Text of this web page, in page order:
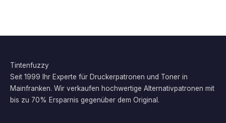
Tintenfuzzy
Seit 1999 Ihr Experte für Druckerpatronen und Toner in
Mainfranken. Wir verkaufen hochwertige Alternativpatronen mit
bis zu 70% Ersparnis gegenüber dem Original.